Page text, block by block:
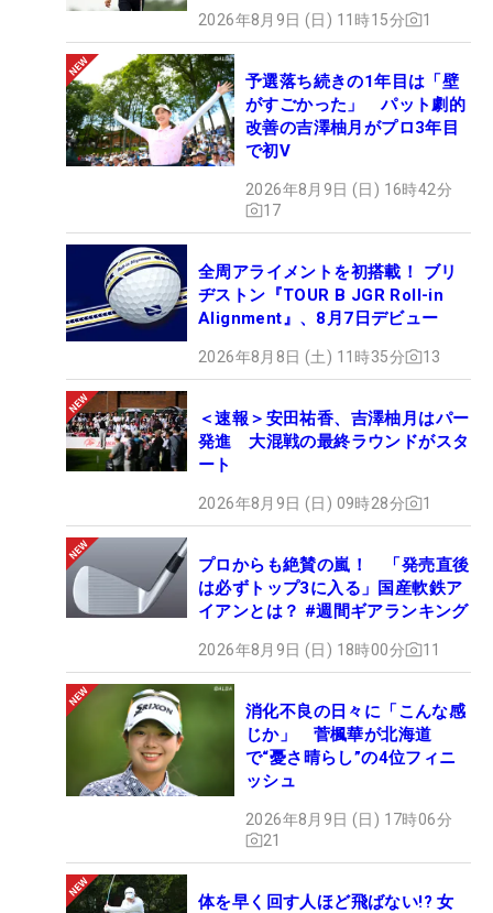
2026年8月9日 (日) 11時15分 1
予選落ち続きの1年目は「壁
がすごかった」 パット劇的
改善の吉澤柚月がプロ3年目
で初V
2026年8月9日 (日) 16時42分
17
全周アライメントを初搭載！ ブリ
ヂストン『TOUR B JGR Roll-in
Alignment』、8月7日デビュー
2026年8月8日 (土) 11時35分 13
＜速報＞安田祐香、吉澤柚月はパー
発進 大混戦の最終ラウンドがスタ
ート
2026年8月9日 (日) 09時28分 1
プロからも絶賛の嵐！ 「発売直後
は必ずトップ3に入る」国産軟鉄ア
イアンとは？ #週間ギアランキング
2026年8月9日 (日) 18時00分 11
消化不良の日々に「こんな感
じか」 菅楓華が北海道
で“憂さ晴らし”の4位フィニ
ッシュ
2026年8月9日 (日) 17時06分
21
体を早く回す人ほど飛ばない!? 女